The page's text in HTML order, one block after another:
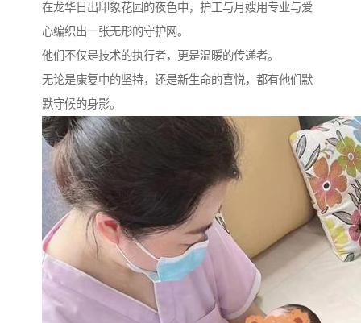
在龙华日出印象花园的夜色中，护工与月嫂用专业与爱
心编织出一张无形的守护网。
他们不仅是技术的执行者，更是温暖的传递者。
无论是康复中的坚持，还是新生命的喜悦，都有他们默
默守候的身影。